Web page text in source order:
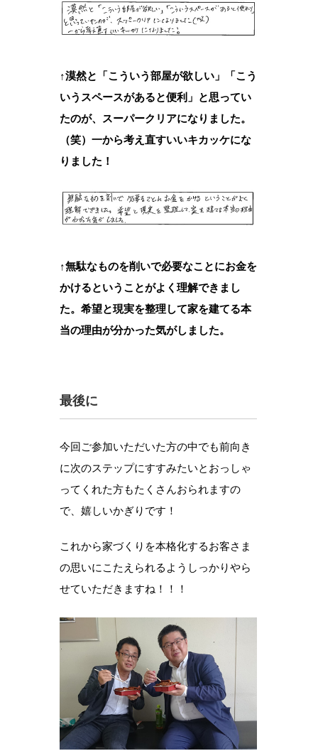
↑漠然と「こういう部屋が欲しい」「こう
いうスペースがあると便利」と思ってい
たのが、スーパークリアになりました。
（笑）一から考え直すいいキカッケにな
りました！
↑無駄なものを削いで必要なことにお金を
かけるということがよく理解できまし
た。希望と現実を整理して家を建てる本
当の理由が分かった気がしました。
最後に
今回ご参加いただいた方の中でも前向き
に次のステップにすすみたいとおっしゃ
ってくれた方もたくさんおられますの
で、嬉しいかぎりです！
これから家づくりを本格化するお客さま
の思いにこたえられるようしっかりやら
せていただきますね！！！